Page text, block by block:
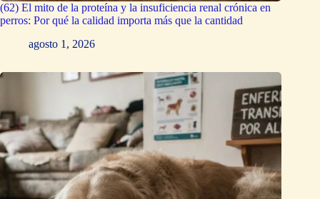
(62) El mito de la proteína y la insuficiencia renal crónica en
perros: Por qué la calidad importa más que la cantidad
agosto 1, 2026